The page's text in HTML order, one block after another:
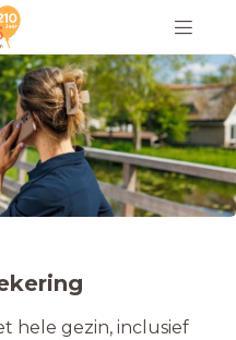
hele gezin, inclusief